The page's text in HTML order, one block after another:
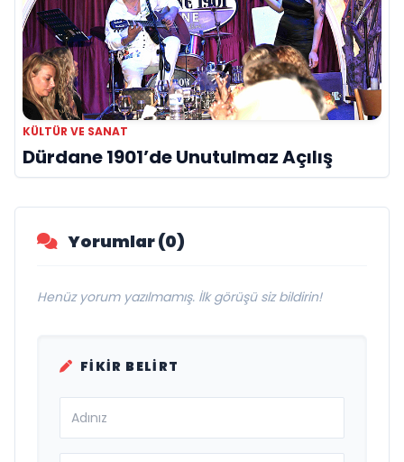
KÜLTÜR VE SANAT
Dürdane 1901’de Unutulmaz Açılış
Yorumlar (0)
Henüz yorum yazılmamış. İlk görüşü siz bildirin!
FIKIR BELIRT